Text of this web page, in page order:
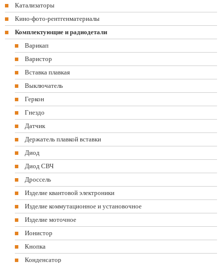
Катализаторы
Кино-фото-рентгенматериалы
Комплектующие и радиодетали
Варикап
Варистор
Вставка плавкая
Выключатель
Геркон
Гнездо
Датчик
Держатель плавкой вставки
Диод
Диод СВЧ
Дроссель
Изделие квантовой электроники
Изделие коммутационное и установочное
Изделие моточное
Ионистор
Кнопка
Конденсатор